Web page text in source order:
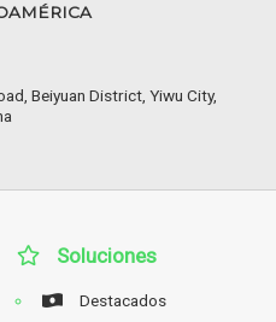
Beiyuan District, Yiwu City,
Soluciones
Destacados